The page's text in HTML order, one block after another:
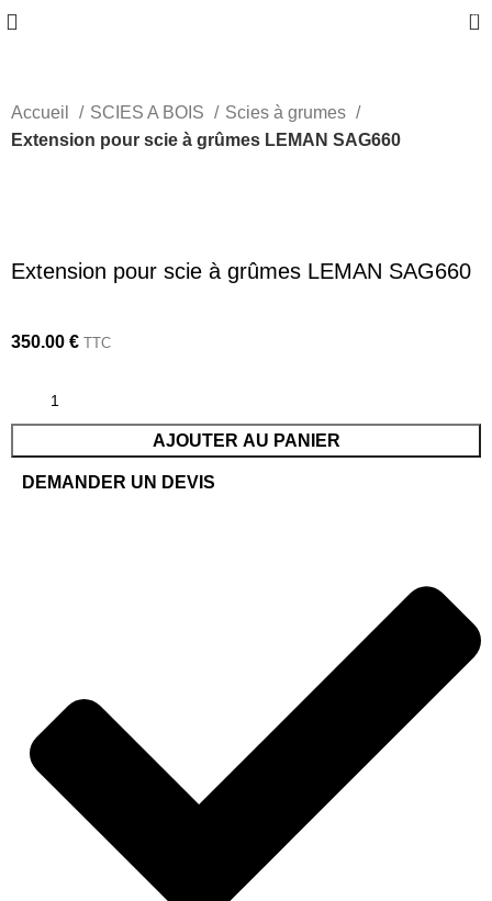
0
Accueil SCIES A BOIS
Scies à grumes
Extension pour scie à grûmes LEMAN SAG660
Extension pour scie à grûmes LEMAN SAG660
350.00€ TTC
AJOUTER AU PANIER
DEMANDER UN DEVIS